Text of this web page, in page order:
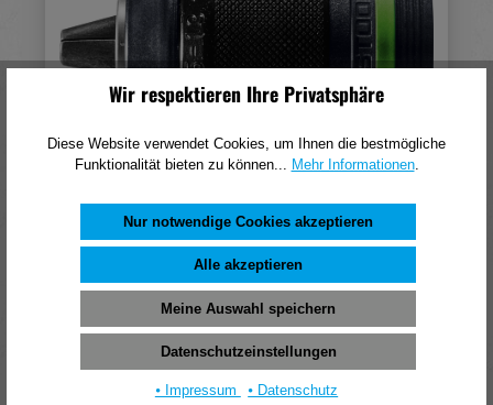
96,16 €*
(pro 1 Stück)
In den Warenkorb
Wir respektieren Ihre Privatsphäre
Diese Website verwendet Cookies, um Ihnen die bestmögliche
Funktionalität bieten zu können... Mehr Informationen.
Nur notwendige Cookies akzeptieren
Alle akzeptieren
Meine Auswahl speichern
Datenschutzeinstellungen
⦁ Impressum ⦁ Datenschutz